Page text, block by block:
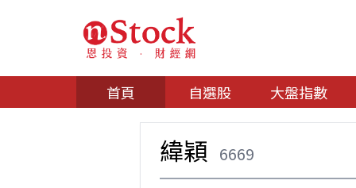
首頁 自選股 大盤指數
緯穎 6669